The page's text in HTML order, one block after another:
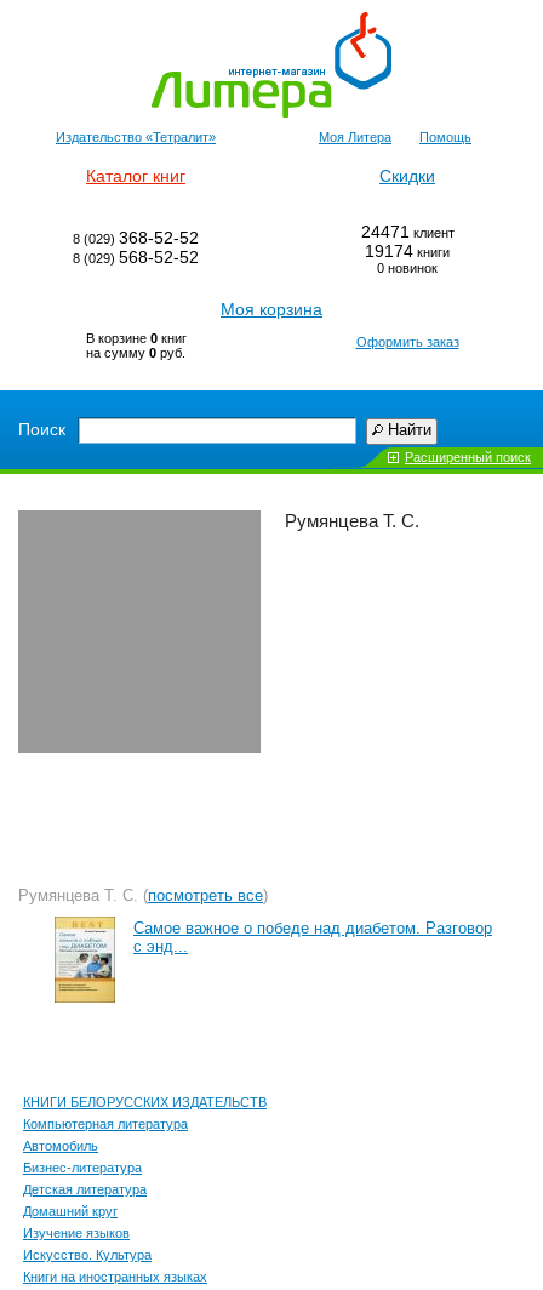
Издательство «Тетралит» Моя Литера Помощь
Каталог книг Скидки
8 (029) 368-52-52
8 (029) 568-52-52
24471 клиент
19174 книги
0 новинок
Моя корзина
В корзине 0книг
на сумму 0 руб.
Оформить заказ
Поиск Найти
Расширенный поиск
Румянцева Т. С.
Румянцева Т. С. (посмотреть все)
Самое важное о победе над диабетом. Разговор
с энд...
КНИГИ БЕЛОРУССКИХ ИЗДАТЕЛЬСТВ
Компьютерная литература
Автомобиль
Бизнес-литература
Детская литература
Домашний круг
Изучение языков
Искусство. Культура
Книги на иностранных языках